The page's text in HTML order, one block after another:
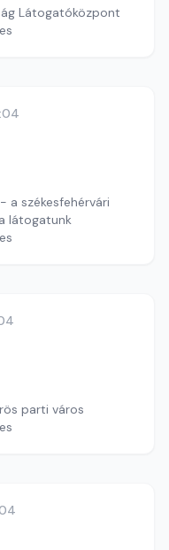
Látogatóközpont
a székesfehérvári
látogatunk
parti város